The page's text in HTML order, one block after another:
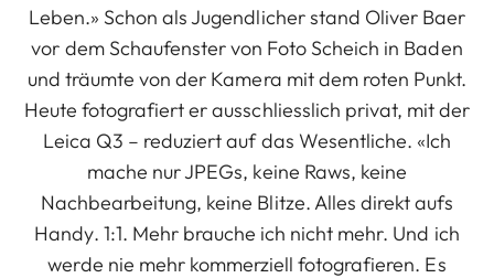
Leben.» Schon als Jugendlicher stand Oliver Baer
vor dem Schaufenster von Foto Scheich in Baden
und träumte von der Kamera mit dem roten Punkt.
Heute fotografiert er ausschliesslich privat, mit der
Leica Q3 – reduziert auf das Wesentliche. «Ich
mache nur JPEGs, keine Raws, keine
Nachbearbeitung, keine Blitze. Alles direkt aufs
Handy. 1:1. Mehr brauche ich nicht mehr. Und ich
werde nie mehr kommerziell fotografieren. Es